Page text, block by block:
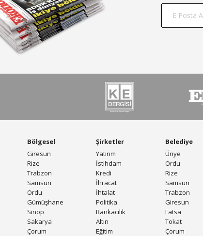
Bölgesel
Giresun
Rize
Trabzon
Samsun
Ordu
Gümüşhane
Sinop
Sakarya
Çorum
Şirketler
Yatırım
İstihdam
Kredi
İhracat
İhtalat
Politika
Bankacılık
Altın
Eğitim
Belediye
Ünye
Ordu
Rize
Samsun
Trabzon
Giresun
Fatsa
Tokat
Çorum